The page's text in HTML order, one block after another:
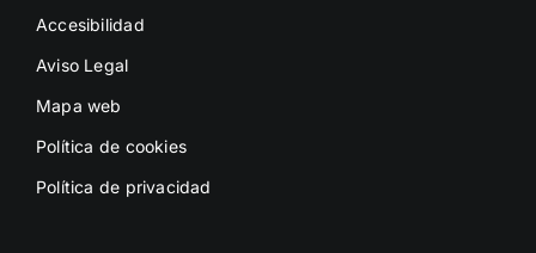
Accesibilidad
Aviso Legal
Mapa web
Política de cookies
Política de privacidad